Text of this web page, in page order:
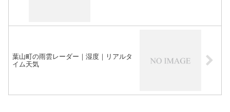
葉山町の雨雲レーダー｜湿度｜リアルタ
イム天気